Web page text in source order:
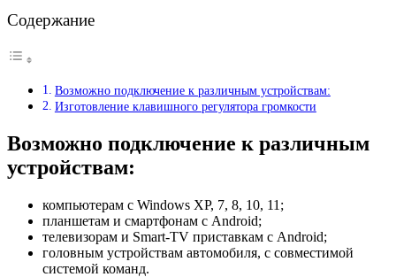
Содержание
Возможно подключение к различным устройствам:
Изготовление клавишного регулятора громкости
Возможно подключение к различным
устройствам:
компьютерам с Windows XP, 7, 8, 10, 11;
планшетам и смартфонам с Android;
телевизорам и Smart-TV приставкам с Android;
головным устройствам автомобиля, с совместимой
системой команд.